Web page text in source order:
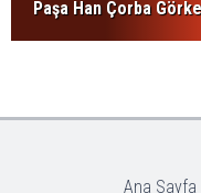
Paşa Han Çorba
Ana Sayfa